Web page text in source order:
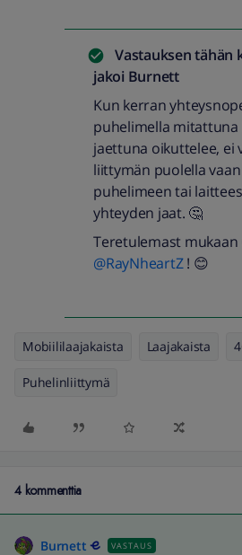
Vastauksen tähän
jakoi Burnett
Kun kerran
puhelimella mitattuna
jaettuna oikuttelee, ei
liittymän puolella
puhelimeen tai
yhteyden jaat. 🤔
Teretulemast mukaan
@RayNheartZ! 😊
Mobiililaajakaista Laajakaista
Puhelinliittymä
4 kommenttia
Burnett VASTAUS